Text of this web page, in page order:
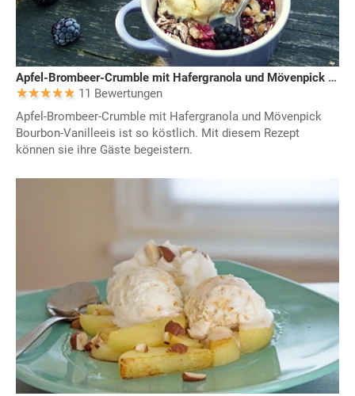
Apfel-Brombeer-Crumble mit Hafergranola und Mövenpick Bourbon-Vanilleeis
11 Bewertungen
Apfel-Brombeer-Crumble mit Hafergranola und Mövenpick
Bourbon-Vanilleeis ist so köstlich. Mit diesem Rezept
können sie ihre Gäste begeistern.